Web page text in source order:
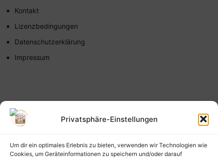
Privatsphäre-Einstellungen
Um dir ein optimales Erlebnis zu bieten, verwenden wir Technologien wie
Cookies, um Geräteinformationen zu speichern und/oder darauf
Kontakt
Lizenzbedingungen
Datenschutzerklärung
Impressum